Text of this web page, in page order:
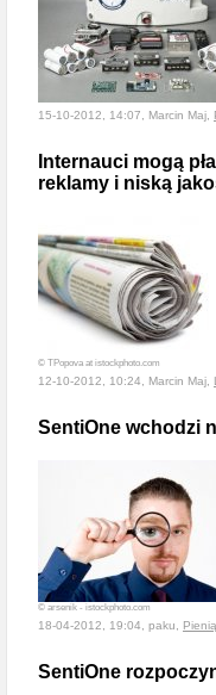
15-10-2012, 14:07, Marcin Maj,
Internauci mogą
reklamy i niską
© TPopova at istockphoto.com
12-10-2012, 10:24, Marcin Maj,
SentiOne wchodzi
© arsenik - istockphoto.com
18-04-2012, 19:04, paku,
SentiOne